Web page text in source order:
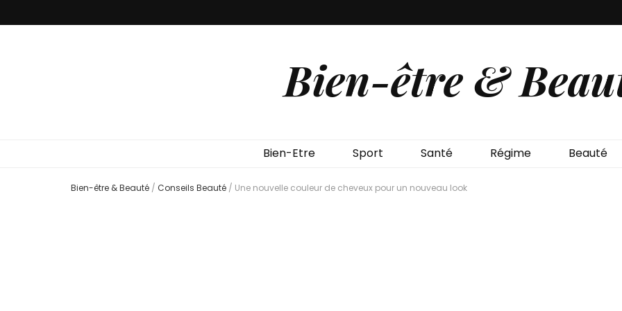
Bien-être &
Bien-Etre Sport Santé Régime Beauté
Bien-être & Beauté / Conseils Beauté / Une nouvelle couleur de cheveux pour un nouveau look